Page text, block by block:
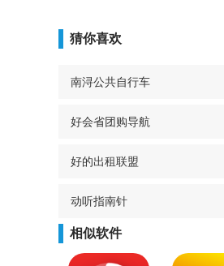
猜你喜欢
南浔公共自行车
好会省团购导航
好的出租联盟
动听指南针
相似软件